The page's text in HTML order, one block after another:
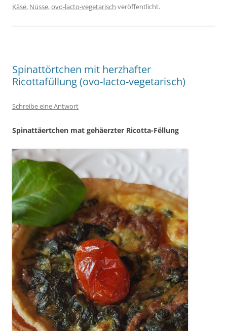
Käse, Nüsse,ovo-lacto-vegetarisch veröffentlicht.
Spinattörtchen mit herzhafter
Ricottafüllung (ovo-lacto-vegetarisch)
Schreibe eine Antwort
Spinattäertchen mat gehäerzter Ricotta-Fëllung